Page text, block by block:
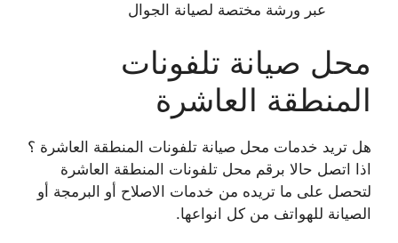
عبر ورشة مختصة لصيانة الجوال
محل صيانة تلفونات
المنطقة العاشرة
هل تريد خدمات محل صيانة تلفونات المنطقة العاشرة ؟
اذا اتصل حالا برقم محل تلفونات المنطقة العاشرة
لتحصل على ما تريده من خدمات الاصلاح أو البرمجة أو
الصيانة للهواتف من كل انواعها.